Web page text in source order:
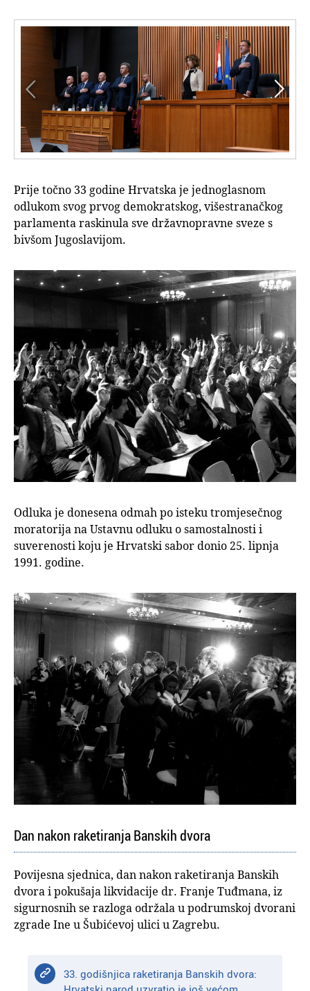


Prije točno 33 godine Hrvatska je jednoglasnom
odlukom svog prvog demokratskog, višestranačkog
parlamenta raskinula sve državnopravne sveze s
bivšom Jugoslavijom.
Odluka je donesena odmah po isteku tromjesečnog
moratorija na Ustavnu odluku o samostalnosti i
suverenosti koju je Hrvatski sabor donio 25. lipnja
1991. godine.
Dan nakon raketiranja Banskih dvora
Povijesna sjednica, dan nakon raketiranja Banskih
dvora i pokušaja likvidacije dr. Franje Tuđmana, iz
sigurnosnih se razloga održala u podrumskoj dvorani
zgrade Ine u Šubićevoj ulici u Zagrebu.
33. godišnjica raketiranja Banskih dvora: